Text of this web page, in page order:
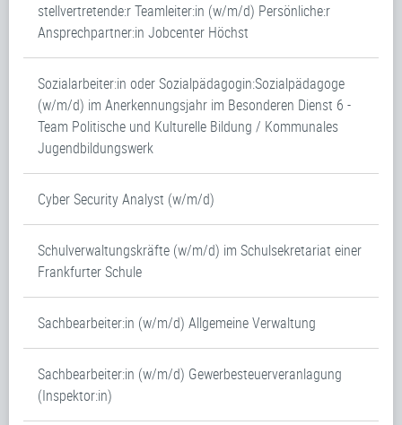
stellvertretende:r Teamleiter:in (w/m/d) Persönliche:r
Ansprechpartner:in Jobcenter Höchst
Sozialarbeiter:in oder Sozialpädagogin:Sozialpädagoge
(w/m/d) im Anerkennungsjahr im Besonderen Dienst 6 -
Team Politische und Kulturelle Bildung / Kommunales
Jugendbildungswerk
Cyber Security Analyst (w/m/d)
Schulverwaltungskräfte (w/m/d) im Schulsekretariat einer
Frankfurter Schule
Sachbearbeiter:in (w/m/d) Allgemeine Verwaltung
Sachbearbeiter:in (w/m/d) Gewerbesteuerveranlagung
(Inspektor:in)